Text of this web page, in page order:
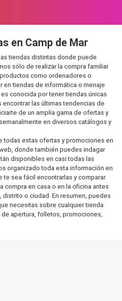
en Camp de Mar
tiendas distintas donde puede
sólo de realizar la compra familiar
como ordenadores o
en tiendas de informática o menaje
conocida por tener tiendas únicas
las últimas tendencias de
de un amplia gama de ofertas y
en diversos catálogos y
todas estas ofertas y promociones en
donde también puedes indagar
disponibles en casi todas las
organizado toda esta información en
sea fácil encontrarlas y comparar.
compra en casa o en la oficina antes
o ciudad. En resumen, puedes
necesitas sobre cualquier tienda
apertura, folletos, promociones,